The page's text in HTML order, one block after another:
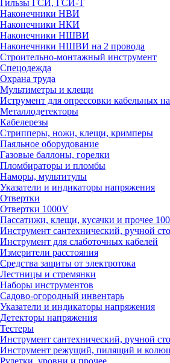
Гильзы ГСИ, ГСИ-Т
Наконечники НВИ
Наконечники НКИ
Наконечники НШВИ
Наконечники НШВИ на 2 провода
Строительно-монтажный инструмент
Спецодежда
Охрана труда
Мультиметры и клещи
Иструмент для опрессовки кабельных
Металлодетекторы
Кабелерезы
Стрипперы, ножи, клещи, кримперы
Паяльное оборудование
Газовые баллоны, горелки
Пломбираторы и пломбы
Наморы, мультитулы
Указатели и индикаторы напряжения
Отвертки
Отвертки 1000V
Пассатижи, клещи, кусачки и прочее
Инструмент сантехнический, ручной
Инструмент для слаботочных кабелей
Измерители расстояния
Средства защиты от электротока
Лестницы и стремянки
Наборы инструментов
Садово-огородный инвентарь
Указатели и индикаторы напряжения
Детекторы напряжения
Тестеры
Инструмент сантехнический, ручной
Инструмент режущий, пилящий и
Рулетки, уровни и прочее